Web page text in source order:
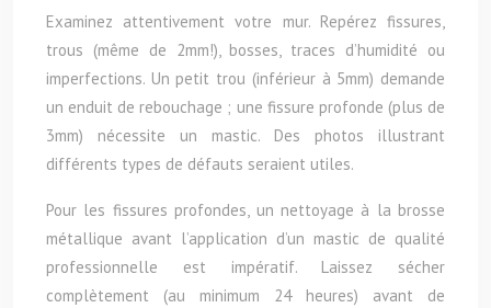
Examinez attentivement votre mur. Repérez fissures,
trous (même de 2mm!), bosses, traces d’humidité ou
imperfections. Un petit trou (inférieur à 5mm) demande
un enduit de rebouchage ; une fissure profonde (plus de
3mm) nécessite un mastic. Des photos illustrant
différents types de défauts seraient utiles.
Pour les fissures profondes, un nettoyage à la brosse
métallique avant l’application d’un mastic de qualité
professionnelle est impératif. Laissez sécher
complètement (au minimum 24 heures) avant de